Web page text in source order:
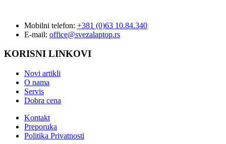
Mobilni telefon: +381 (0)63 10.84.340
E-mail: office@svezalaptop.rs
KORISNI LINKOVI
Novi artikli
O nama
Servis
Dobra cena
Kontakt
Preporuka
Politika Privatnosti